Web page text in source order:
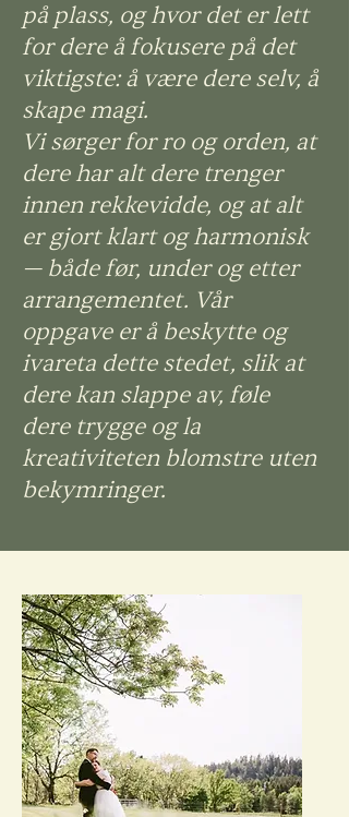
på plass, og hvor det er lett
for dere å fokusere på det
viktigste: å være dere selv, å
skape magi.
Vi sørger for ro og orden, at
dere har alt dere trenger
innen rekkevidde, og at alt
er gjort klart og harmonisk
— både før, under og etter
arrangementet. Vår
oppgave er å beskytte og
ivareta dette stedet, slik at
dere kan slappe av, føle
dere trygge og la
kreativiteten blomstre uten
bekymringer.